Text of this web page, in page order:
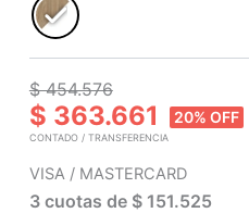
$ 454.576
$ 363.661 20% OFF
CONTADO / TRANSFERENCIA
VISA / MASTERCARD
3 cuotas de $ 151.525
Puertas
7008
cantidad